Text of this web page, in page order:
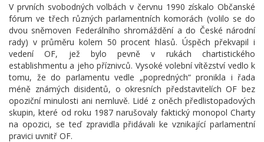
V prvních svobodných volbách v červnu 1990 získalo Občanské
fórum ve třech různých parlamentních komorách (volilo se do
dvou sněmoven Federálního shromáždění a do České národní
rady) v průměru kolem 50 procent hlasů. Úspěch překvapil i
vedení OF, jež bylo pevně v rukách chartistického
establishmentu a jeho příznivců. Vysoké volební vítězství vedlo k
tomu, že do parlamentu vedle „popredných“ pronikla i řada
méně známých disidentů, o okresních představitelích OF bez
opoziční minulosti ani nemluvě. Lidé z oněch předlistopadových
skupin, které od roku 1987 narušovaly faktický monopol Charty
na opozici, se teď zpravidla přidávali ke vznikající parlamentní
pravici uvnitř OF.